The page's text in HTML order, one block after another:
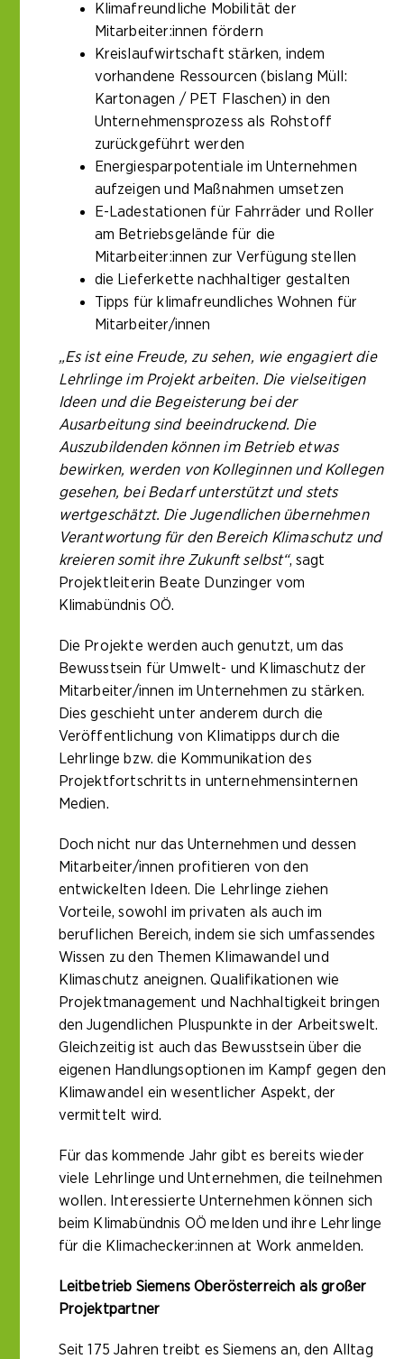
Klimafreundliche Mobilität der
Mitarbeiter:innen fördern
Kreislaufwirtschaft stärken, indem
vorhandene Ressourcen (bislang Müll:
Kartonagen / PET Flaschen) in den
Unternehmensprozess als Rohstoff
zurückgeführt werden
Energiesparpotentiale im Unternehmen
aufzeigen und Maßnahmen umsetzen
E-Ladestationen für Fahrräder und Roller
am Betriebsgelände für die
Mitarbeiter:innen zur Verfügung stellen
die Lieferkette nachhaltiger gestalten
Tipps für klimafreundliches Wohnen für
Mitarbeiter/innen
„Es ist eine Freude, zu sehen, wie engagiert die
Lehrlinge im Projekt arbeiten. Die vielseitigen
Ideen und die Begeisterung bei der
Ausarbeitung sind beeindruckend. Die
Auszubildenden können im Betrieb etwas
bewirken, werden von Kolleginnen und Kollegen
gesehen, bei Bedarf unterstützt und stets
wertgeschätzt. Die Jugendlichen übernehmen
Verantwortung für den Bereich Klimaschutz und
kreieren somit ihre Zukunft selbst“, sagt
Projektleiterin Beate Dunzinger vom
Klimabündnis OÖ.
Die Projekte werden auch genutzt, um das
Bewusstsein für Umwelt- und Klimaschutz der
Mitarbeiter/innen im Unternehmen zu stärken.
Dies geschieht unter anderem durch die
Veröffentlichung von Klimatipps durch die
Lehrlinge bzw. die Kommunikation des
Projektfortschritts in unternehmensinternen
Medien.
Doch nicht nur das Unternehmen und dessen
Mitarbeiter/innen profitieren von den
entwickelten Ideen. Die Lehrlinge ziehen
Vorteile, sowohl im privaten als auch im
beruflichen Bereich, indem sie sich umfassendes
Wissen zu den Themen Klimawandel und
Klimaschutz aneignen. Qualifikationen wie
Projektmanagement und Nachhaltigkeit bringen
den Jugendlichen Pluspunkte in der Arbeitswelt.
Gleichzeitig ist auch das Bewusstsein über die
eigenen Handlungsoptionen im Kampf gegen den
Klimawandel ein wesentlicher Aspekt, der
vermittelt wird.
Für das kommende Jahr gibt es bereits wieder
viele Lehrlinge und Unternehmen, die teilnehmen
wollen. Interessierte Unternehmen können sich
beim Klimabündnis OÖ melden und ihre Lehrlinge
für die Klimachecker:innen at Work anmelden.
Leitbetrieb Siemens Oberösterreich als großer
Projektpartner
Seit 175 Jahren treibt es Siemens an, den Alltag